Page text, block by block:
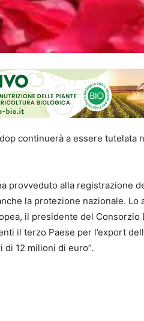
continuerà a essere tutelata
provveduto alla registrazione
la protezione nazionale. Lo
il presidente del Consorzio
il terzo Paese per l’export
di 12 milioni di euro”.